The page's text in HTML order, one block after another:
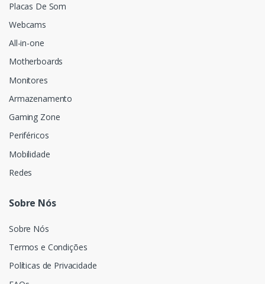
Placas De Som
Webcams
All-in-one
Motherboards
Monitores
Armazenamento
Gaming Zone
Periféricos
Mobilidade
Redes
Sobre Nós
Sobre Nós
Termos e Condições
Políticas de Privacidade